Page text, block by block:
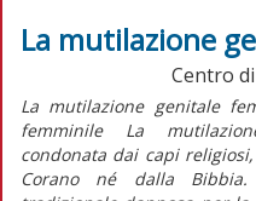
La mutilazione
Centro
La mutilazione genitale
femminile La
condonata dai capi
Corano né dalla